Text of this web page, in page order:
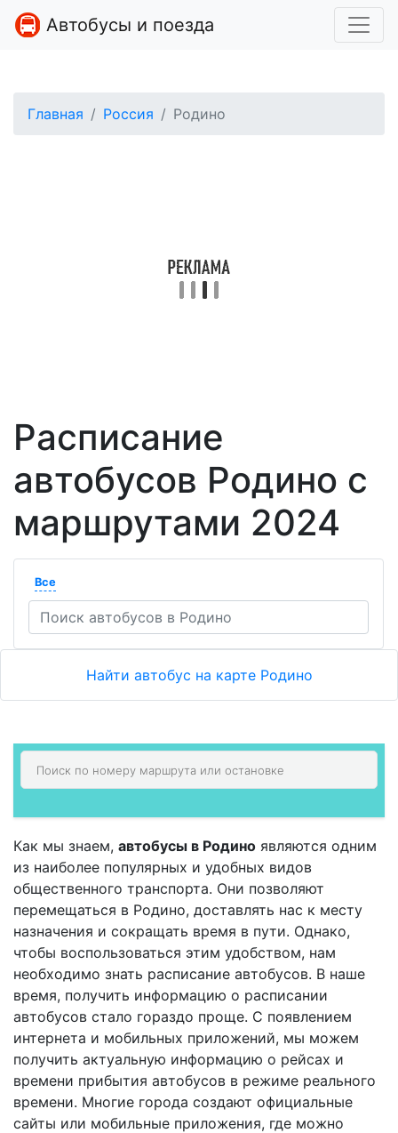
Автобусы и поезда
Главная Россия Родино
Расписание
автобусов Родино с
маршрутами 2024
Все
Найти автобус на карте Родино
Как мы знаем, автобусы в Родино являются одним
из наиболее популярных и удобных видов
общественного транспорта. Они позволяют
перемещаться в Родино, доставлять нас к месту
назначения и сокращать время в пути. Однако,
чтобы воспользоваться этим удобством, нам
необходимо знать расписание автобусов. В наше
время, получить информацию о расписании
автобусов стало гораздо проще. С появлением
интернета и мобильных приложений, мы можем
получить актуальную информацию о рейсах и
времени прибытия автобусов в режиме реального
времени. Многие города создают официальные
сайты или мобильные приложения, где можно